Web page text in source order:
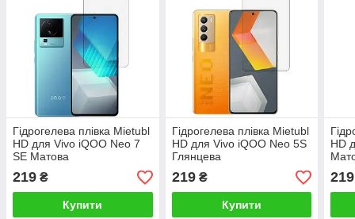
Гідрогелева плівка Mietubl
HD для Vivo iQOO Neo 7
SE Матова
219 ₴
Купити
Гідрогелева плівка Mietubl
HD для Vivo iQOO Neo 5S
Глянцева
219₴
Купити
HD
219